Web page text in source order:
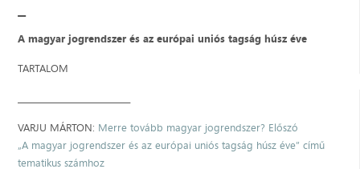
A magyar jogrendszer és az európai uniós tagság húsz éve
TARTALOM
VARJU MÁRTON: Merre tovább magyar jogrendszer? Előszó
„A magyar jogrendszer és az európai uniós tagság húsz éve” című
tematikus számhoz